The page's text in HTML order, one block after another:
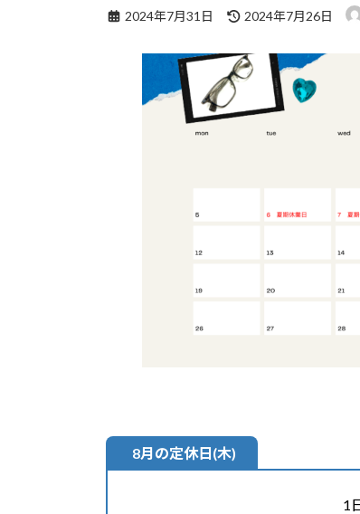
2024年7月31日
最
新
日
:
2024年7月26日
8月の定休日(木)
1